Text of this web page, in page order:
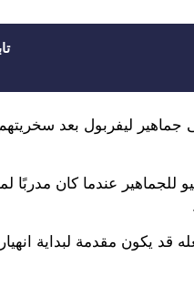
للجماهير عندما كان مدربًا
قد يكون مقدمة لبداية